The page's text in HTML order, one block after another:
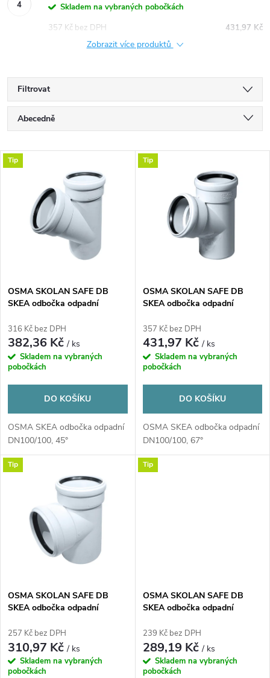
Skladem na vybraných pobočkách
431,97 Kč
357 Kč bez DPH
Zobrazit více produktů
Filtrovat
Ř
a
p
r
o
d
u
k
t
Abecedně
Nejdražší
Nejprodávanější
V
s
p
r
o
d
u
k
Tip
OSMA SKOLAN SAFE DB
SKEA odbočka odpadní
PP, bílá
316 Kč bez DPH
382,36 Kč/ ks
Skladem na vybraných
pobočkách
DO KOŠÍKU
OSMA SKEA odbočka odpadní
DN100/100, 45°
Tip
OSMA SKOLAN SAFE DB
SKEA odbočka odpadní
PP, bílá
357 Kč bez DPH
431,97 Kč/ ks
Skladem na vybraných
pobočkách
DO KOŠÍKU
OSMA SKEA odbočka odpadní
DN100/100, 67°
Tip
OSMA SKOLAN SAFE DB
SKEA odbočka odpadní
PP, bílá
257 Kč bez DPH
310,97 Kč/ ks
Skladem na vybraných
pobočkách
Tip
OSMA SKOLAN SAFE DB
SKEA odbočka odpadní
PP, bílá
239 Kč bez DPH
289,19 Kč/ ks
Skladem na vybraných
pobočkách